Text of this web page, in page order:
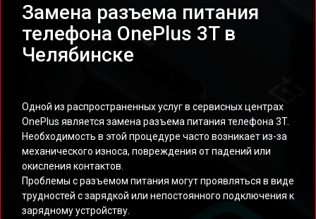
Замена разъема питания
телефона OnePlus 3T в
Челябинске
Одной из распространенных услуг в сервисных центрах
OnePlus является замена разъема питания телефона 3T.
Необходимость в этой процедуре часто возникает из-за
механического износа, повреждения от падений или
окисления контактов.
Проблемы с разъемом питания могут проявляться в виде
трудностей с зарядкой или непостоянного подключения к
зарядному устройству.